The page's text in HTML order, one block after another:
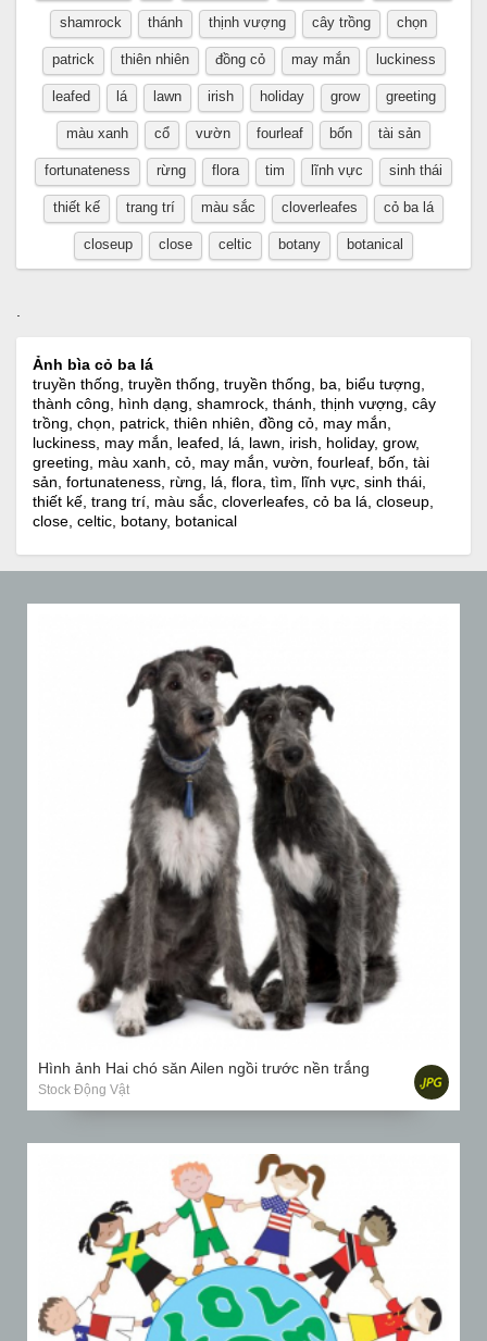
shamrock thánh thịnh vượng cây trồng chọn
patrick thiên nhiên đồng cỏ may mắn luckiness
leafed lá lawn irish holiday grow greeting
màu xanh cổ vườn fourleaf bốn tài sản
fortunateness rừng flora tim lĩnh vực sinh thái
thiết kế trang trí màu sắc cloverleafes cỏ ba lá
closeup close celtic botany botanical
Ảnh bìa cỏ ba lá
truyền thống, truyền thống, truyền thống, ba, biểu tượng,
thành công, hình dạng, shamrock, thánh, thịnh vượng, cây
trồng, chọn, patrick, thiên nhiên, đồng cỏ, may mắn,
luckiness, may mắn, leafed, lá, lawn, irish, holiday, grow,
greeting, màu xanh, cỏ, may mắn, vườn, fourleaf, bốn, tài
sản, fortunateness, rừng, lá, flora, tìm, lĩnh vực, sinh thái,
thiết kế, trang trí, màu sắc, cloverleafes, cỏ ba lá, closeup,
close, celtic, botany, botanical
Hình ảnh Hai chó săn Ailen ngồi trước nền trắng
Stock Động Vật